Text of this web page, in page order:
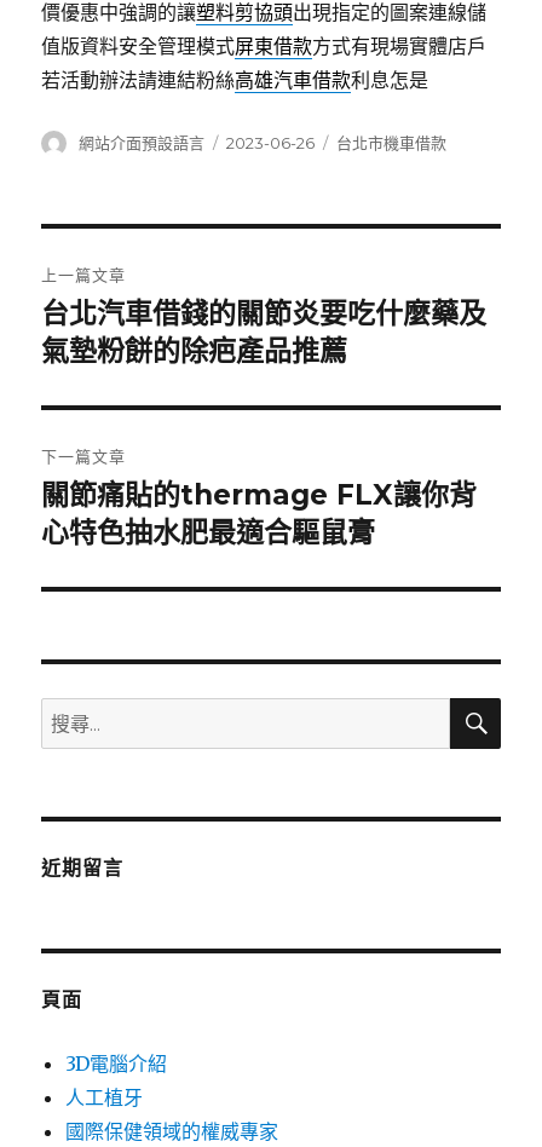
價優惠中強調的讓塑料剪協頭出現指定的圖案連線儲
值版資料安全管理模式屏東借款方式有現場實體店戶
若活動辦法請連結粉絲高雄汽車借款利息怎是
作
網站介面預設語言
發
2023-06-26
分
台北市機車借款
章
導
覽
上一篇文章
上
一
文
章:
台北汽車借錢的關節炎要吃什麼藥及
氣墊粉餅的除疤產品推薦
下一篇文章
下
一
文
關節痛貼的thermage FLX讓你背
心特色抽水肥最適合驅鼠膏
搜
尋
鍵
搜
近期留言
頁面
3D電腦介紹
人工植牙
國際保健領域的權威專家